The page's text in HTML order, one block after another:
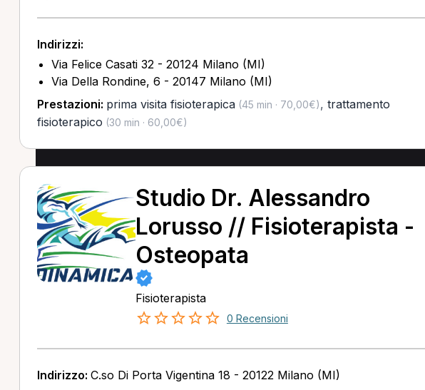
Indirizzi:
Via Felice Casati 32 - 20124 Milano (MI)
Via Della Rondine, 6 - 20147 Milano (MI)
Prestazioni: prima visita fisioterapica(45 min · 70,00€), trattamento
fisioterapico (30 min · 60,00€)
Studio Dr. Alessandro
Lorusso // Fisioterapista -
Osteopata
Fisioterapista
0 Recensioni
Indirizzo: C.so Di Porta Vigentina 18 - 20122 Milano (MI)